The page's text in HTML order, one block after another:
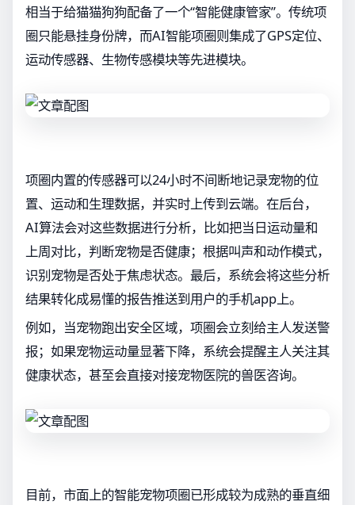
相当于给猫猫狗狗配备了一个“智能健康管家”。传统项
圈只能悬挂身份牌，而AI智能项圈则集成了GPS定位、
运动传感器、生物传感模块等先进模块。
项圈内置的传感器可以24小时不间断地记录宠物的位
置、运动和生理数据，并实时上传到云端。在后台，
AI算法会对这些数据进行分析，比如把当日运动量和
上周对比，判断宠物是否健康；根据叫声和动作模式，
识别宠物是否处于焦虑状态。最后，系统会将这些分析
结果转化成易懂的报告推送到用户的手机app上。
例如，当宠物跑出安全区域，项圈会立刻给主人发送警
报；如果宠物运动量显著下降，系统会提醒主人关注其
健康状态，甚至会直接对接宠物医院的兽医咨询。
目前，市面上的智能宠物项圈已形成较为成熟的垂直细